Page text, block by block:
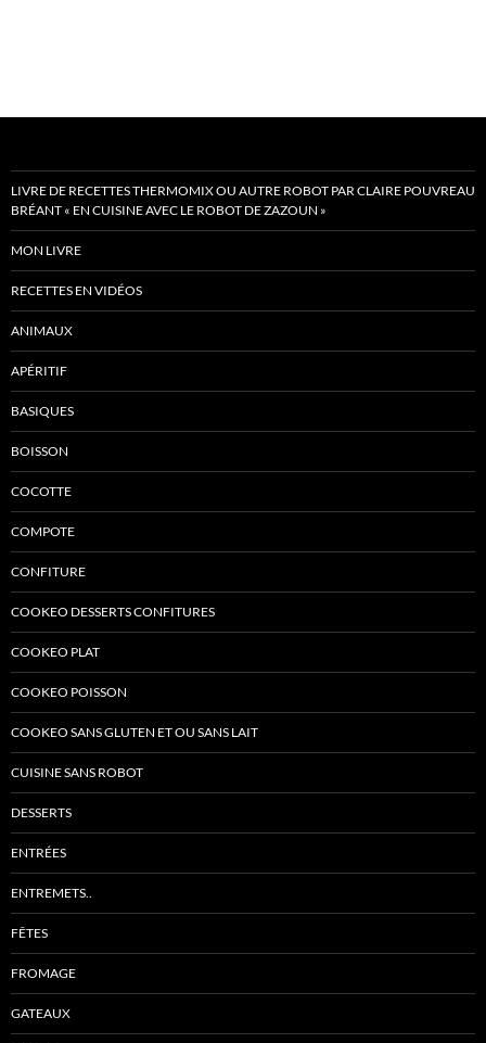
LIVRE DE RECETTES THERMOMIX OU AUTRE ROBOT PAR CLAIRE POUVREAU
BRÉANT « EN CUISINE AVEC LE ROBOT DE ZAZOUN »
MON LIVRE
RECETTES EN VIDÉOS
ANIMAUX
APÉRITIF
BASIQUES
BOISSON
COCOTTE
COMPOTE
CONFITURE
COOKEO DESSERTS CONFITURES
COOKEO PLAT
COOKEO POISSON
COOKEO SANS GLUTEN ET OU SANS LAIT
CUISINE SANS ROBOT
DESSERTS
ENTRÉES
ENTREMETS..
FÊTES
FROMAGE
GATEAUX